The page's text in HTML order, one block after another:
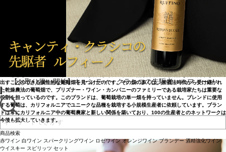
ザ・プリズナー・ワイン・カンパニー
100の生産者とのネットワーク
デイヴ・フィニーは、禁酒法時代に盛んだったガレージ・ワインのブレンドに触発され、1990年代
後半にザ・プリズナーの最初のヴィンテージを造りました。その後、ワインメーカーのジェン・ベ
ロスとともに、このブランドの特徴である美しく、豊かで、熟した果実味と芳醇な口当たりを生み
出すことのできる個性的な葡萄畑を見つけたのです。その畑の多くは、禁酒法時代から受け継がれ
た乾燥農法の葡萄畑で、プリズナー・ワイン・カンパニーのファミリーである栽培家たちは重要な
役割を担っているのです。このブランドは、葡萄栽培の単一畑を持っていません。ブレンドに使用
する葡萄は、カリフォルニアでユニークな品種を栽培する小規模生産者に依頼しています。ブラン
ドは常にカリフォルニア中の葡萄農家と新しい関係を築いており、100の生産者とのネットワークは
今後も拡大していきます。
【お取り扱い開始】キャンティ・クラシコの先駆者、ルフィーノ
商品検索
赤ワイン 白ワイン スパークリングワイン ロゼワイン オレンジワイン ブランデー 酒精強化ワイン
ウイスキー スピリッツ セット